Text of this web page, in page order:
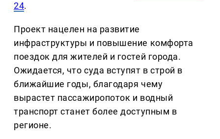
24.
Проект нацелен на развитие
инфраструктуры и повышение комфорта
поездок для жителей и гостей города.
Ожидается, что суда вступят в строй в
ближайшие годы, благодаря чему
вырастет пассажиропоток и водный
транспорт станет более доступным в
регионе.